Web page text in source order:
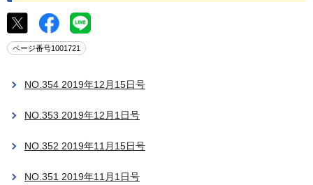
ページ番号1001721
NO.354 2019年12月15日号
NO.353 2019年12月1日号
NO.352 2019年11月15日号
NO.351 2019年11月1日号